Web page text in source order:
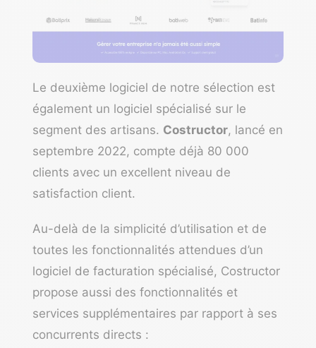
Le deuxième logiciel de notre sélection est
également un logiciel spécialisé sur le
segment des artisans. Costructor, lancé en
septembre 2022, compte déjà 80 000
clients avec un excellent niveau de
satisfaction client.
Au-delà de la simplicité d’utilisation et de
toutes les fonctionnalités attendues d’un
logiciel de facturation spécialisé, Costructor
propose aussi des fonctionnalités et
services supplémentaires par rapport à ses
concurrents directs :